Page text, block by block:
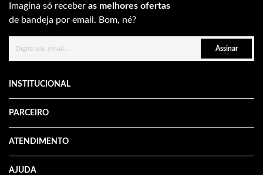
Imagina só receber as melhores ofertas
de bandeja por email. Bom, né?
Assinar
INSTITUCIONAL
PARCEIRO
ATENDIMENTO
AJUDA